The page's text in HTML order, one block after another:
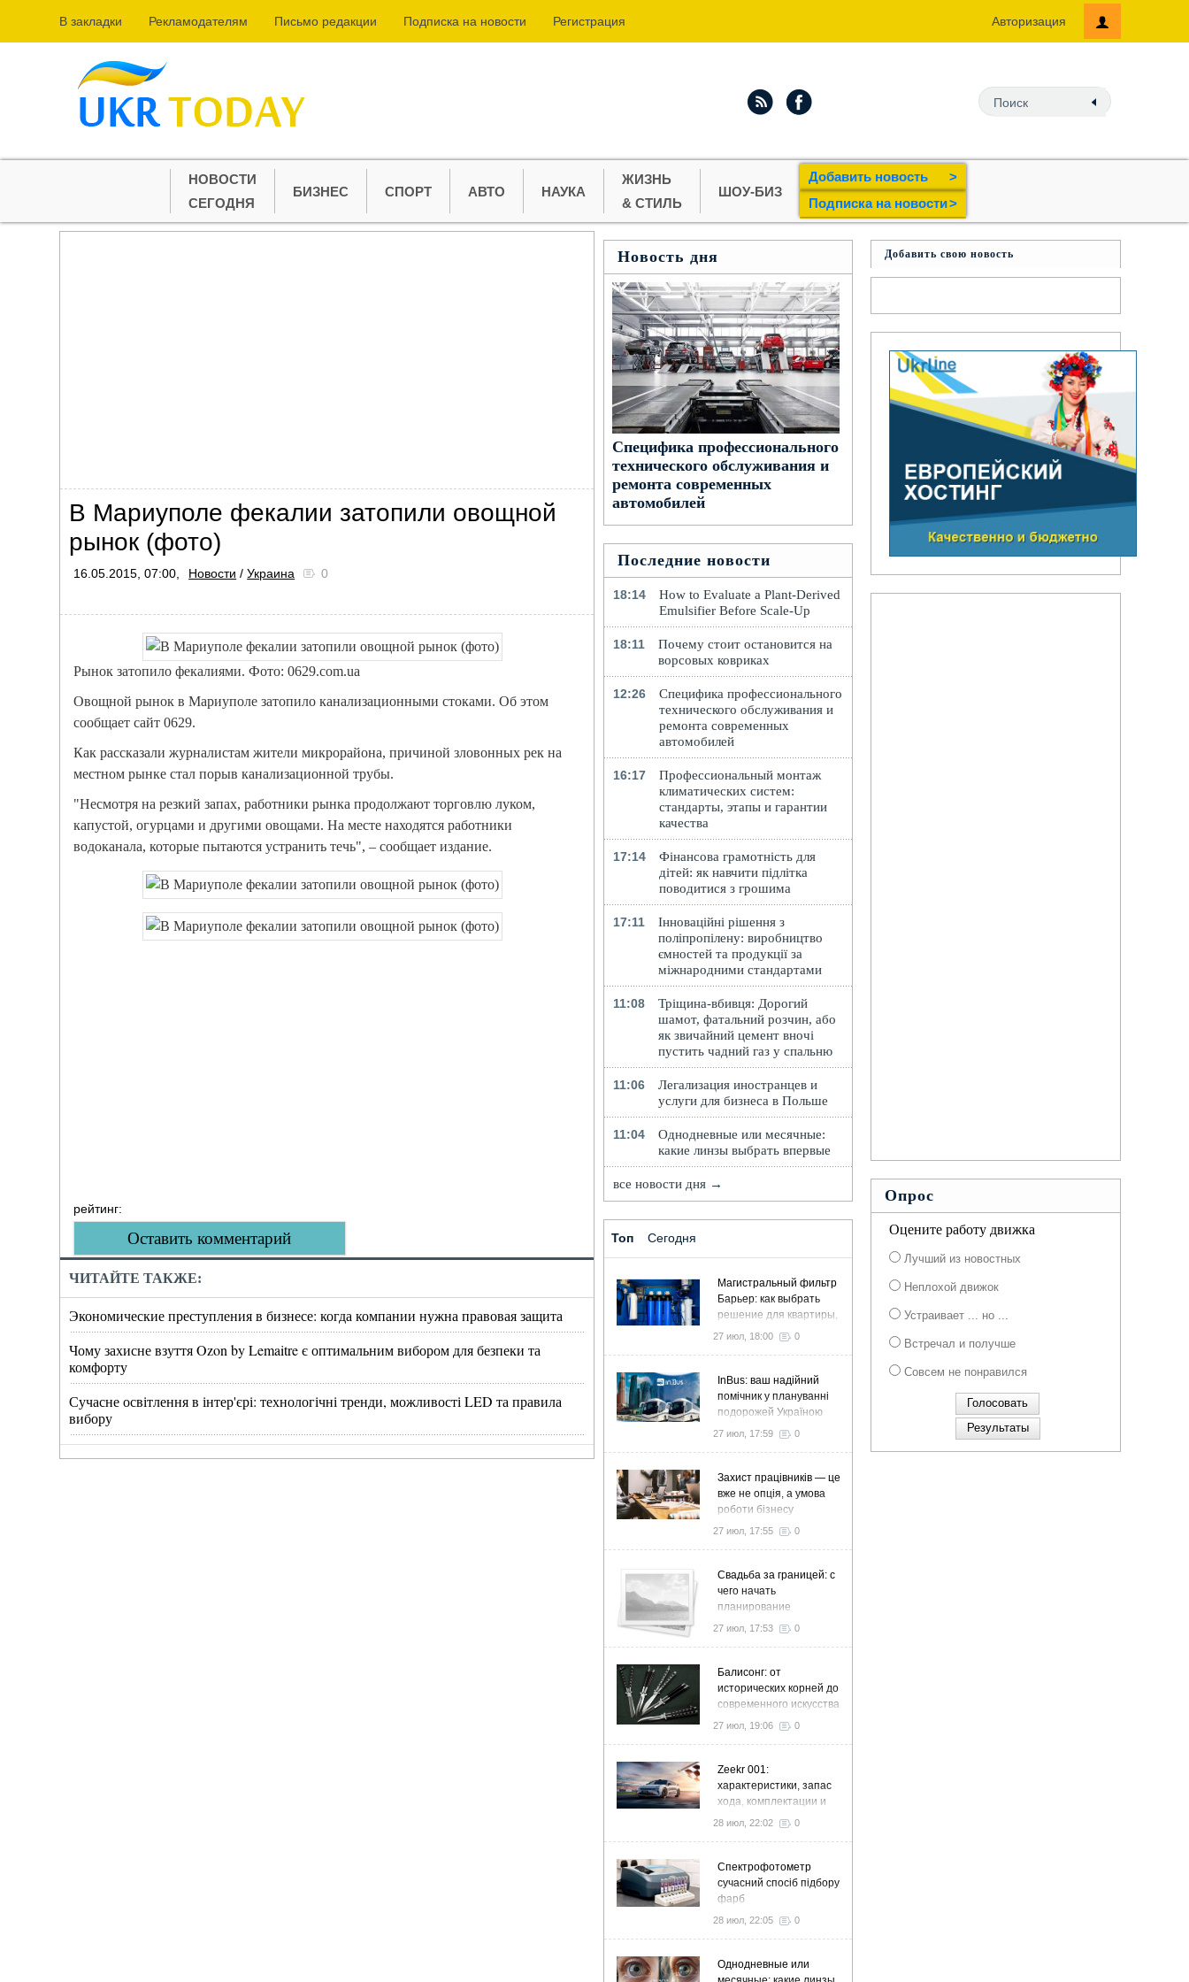
В закладки Рекламодателям Письмо редакции Подпиcка на новости Регистрация Авторизация
НОВОСТИ
СЕГОДНЯ
БИЗНЕС СПОРТ АВТО НАУКА
ЖИЗНЬ
& СТИЛЬ
ШОУ-БИЗ
Добавить новость
>
Подпиcка на новости>
В Мариуполе фекалии затопили овощной
рынок (фото)
16.05.2015, 07:00, Новости /Украина 0
Рынок затопило фекалиями. Фото: 0629.com.ua
Овощной рынок в Мариуполе затопило канализационными стоками. Об этом
сообщает сайт 0629.
Как рассказали журналистам жители микрорайона, причиной зловонных рек на
местном рынке стал порыв канализационной трубы.
"Несмотря на резкий запах, работники рынка продолжают торговлю луком,
капустой, огурцами и другими овощами. На месте находятся работники
водоканала, которые пытаются устранить течь", – сообщает издание.
рейтинг:
Оставить комментарий
ЧИТАЙТЕ ТАКЖЕ:
Экономические преступления в бизнесе: когда компании нужна правовая защита
Чому захисне взуття Ozon by Lemaitre є оптимальним вибором для безпеки та
комфорту
Сучасне освітлення в інтер'єрі: технологічні тренди, можливості LED та правила
вибору
Новость дня
Специфика профессионального
технического обслуживания и
ремонта современных
автомобилей
Последние новости
18:14
How to Evaluate a Plant-Derived
Emulsifier Before Scale-Up
18:11
Почему стоит остановится на
ворсовых ковриках
12:26
Специфика профессионального
технического обслуживания и
ремонта современных
автомобилей
16:17
Профессиональный монтаж
климатических систем:
стандарты, этапы и гарантии
качества
17:14
Фінансова грамотність для
дітей: як навчити підлітка
поводитися з грошима
17:11
Інноваційні рішення з
поліпропілену: виробництво
ємностей та продукції за
міжнародними стандартами
11:08
Тріщина-вбивця: Дорогий
шамот, фатальний розчин, або
як звичайний цемент вночі
пустить чадний газ у спальню
11:06
Легализация иностранцев и
услуги для бизнеса в Польше
11:04
Однодневные или месячные:
какие линзы выбрать впервые
все новости дня →
Топ Сегодня
Магистральный фильтр
Барьер: как выбрать
решение для квартиры,
дома и коттеджа
27 июл, 18:00 0
InBus: ваш надійний
помічник у плануванні
подорожей Україною
27 июл, 17:59 0
Захист працівників — це
вже не опція, а умова
роботи бізнесу
27 июл, 17:55 0
Свадьба за границей: с
чего начать
планирование
27 июл, 17:53 0
Балисонг: от
исторических корней до
современного искусства
флиппинга
27 июл, 19:06 0
Zeekr 001:
характеристики, запас
хода, комплектации и
особенности
28 июл, 22:02 0
Спектрофотометр
сучасний спосіб підбору
фарб
28 июл, 22:05 0
Однодневные или
Добавить свою новость
Опрос
Оцените работу движка
Лучший из новостных
Неплохой движок
Устраивает ... но ...
Встречал и получше
Совсем не понравился